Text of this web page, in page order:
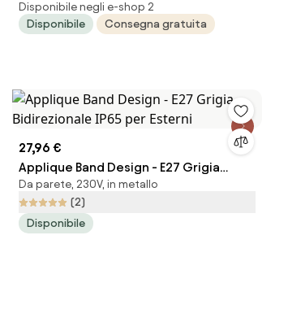
Bianco Variabile CCT
Disponibile negli e-shop 2
Disponibile
Consegna gratuita
27,96 €
Applique Band Design - E27 Grigia
Bidirezionale IP65 per Esterni
Da parete, 230V, in metallo
(2)
Disponibile